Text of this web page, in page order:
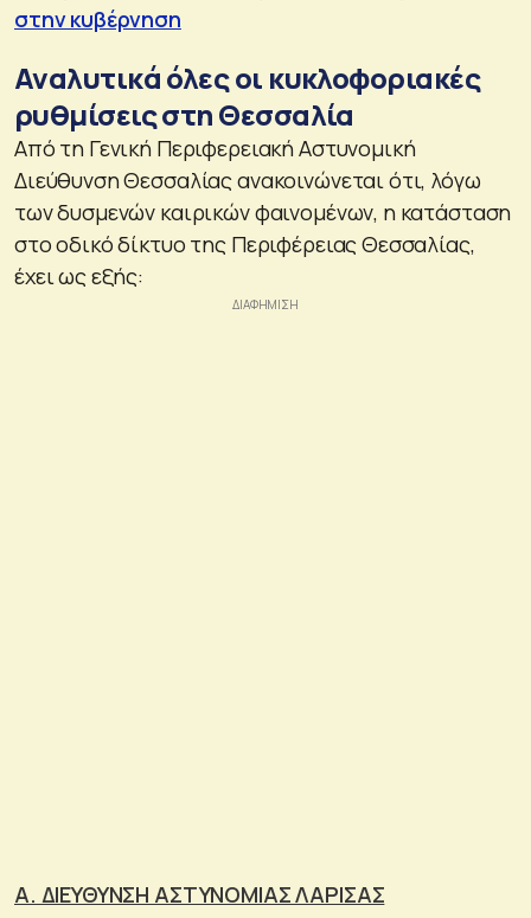
στην κυβέρνηση
Αναλυτικά όλες οι κυκλοφοριακές
ρυθμίσεις στη Θεσσαλία
Από τη Γενική Περιφερειακή Αστυνομική
Διεύθυνση Θεσσαλίας ανακοινώνεται ότι, λόγω
των δυσμενών καιρικών φαινομένων, η κατάσταση
στο οδικό δίκτυο της Περιφέρειας Θεσσαλίας,
έχει ως εξής:
Α. ΔΙΕΥΘΥΝΣΗ ΑΣΤΥΝΟΜΙΑΣ ΛΑΡΙΣΑΣ